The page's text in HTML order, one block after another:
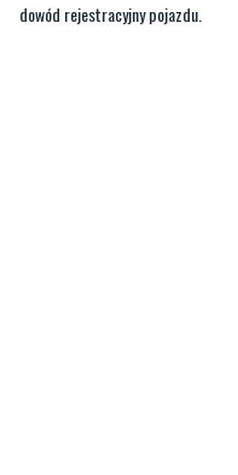
dowód rejestracyjny pojazdu.